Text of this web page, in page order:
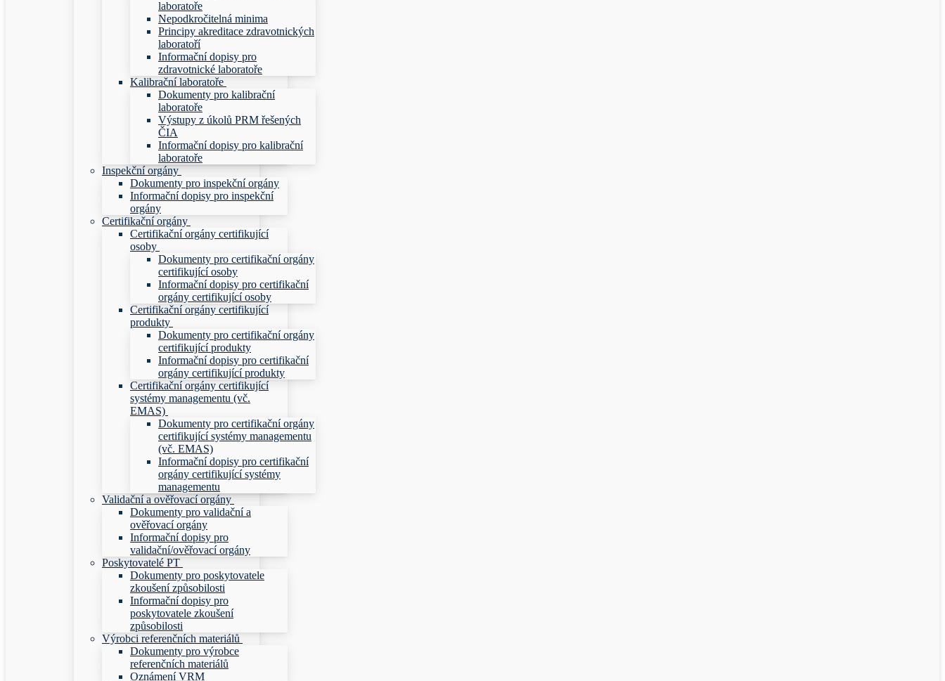
laboratoře
Nepodkročitelná minima
Principy akreditace zdravotnických
laboratoří
Informační dopisy pro
zdravotnické laboratoře
Kalibrační laboratoře
Dokumenty pro kalibrační
laboratoře
Výstupy z úkolů PRM řešených
ČIA
Informační dopisy pro kalibrační
laboratoře
Inspekční orgány
Dokumenty pro inspekční orgány
Informační dopisy pro inspekční
orgány
Certifikační orgány
Certifikační orgány certifikující
osoby
Dokumenty pro certifikační orgány
certifikující osoby
Informační dopisy pro certifikační
orgány certifikující osoby
Certifikační orgány certifikující
produkty
Dokumenty pro certifikační orgány
certifikující produkty
Informační dopisy pro certifikační
orgány certifikující produkty
Certifikační orgány certifikující
systémy managementu (vč.
EMAS)
Dokumenty pro certifikační orgány
certifikující systémy managementu
(vč. EMAS)
Informační dopisy pro certifikační
orgány certifikující systémy
managementu
Validační a ověřovací orgány
Dokumenty pro validační a
ověřovací orgány
Informační dopisy pro
validační/ověřovací orgány
Poskytovatelé PT
Dokumenty pro poskytovatele
zkoušení způsobilosti
Informační dopisy pro
poskytovatele zkoušení
způsobilosti
Výrobci referenčních materiálů
Dokumenty pro výrobce
referenčních materiálů
Oznámení VRM